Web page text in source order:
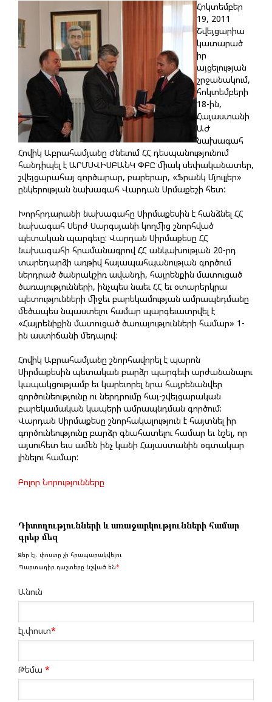
Հոկտեմբեր
19, 2011
Շվեյցարիա
կատարած
իր
այցելության
շրջանակում,
հոկտեմբերի
18-ին,
Հայաստանի
ԱԺ
նախագահ
Հովիկ Աբրահամյանը Ժնեւում ՀՀ դեսպանությունում
հանդիպել է ԱՐՄՍՎԻՍԲԱՆԿ ՓԲԸ միակ սեփականատեր,
շվեյցարահայ գործարար, բարերար, «Ֆրանկ Մյուլլեր»
ընկերության նախագահ Վարդան Սրմաքեշի հետ:
Խորհրդարանի նախագահը Սիրմաքեսին է հանձնել ՀՀ
նախագահ Սերժ Սարգսյանի կողմից շնորհված
պետական պարգեւը: Վարդան Սիրմաքեսը ՀՀ
նախագահի հրամանագրով ՀՀ անկախության 20-րդ
տարեդարձի առթիվ հայապահպանության գործում
ներդրած ծանրակշիռ ավանդի, հայրենքին մատուցած
ծառայությունների, ինչպես նաեւ ՀՀ եւ օտարերկրա
պետությունների միջեւ բարեկամության ամրապնդմանը
մեծապես նպաստելու համար պարգեւատրվել է
«Հայրենիքին մատուցած ծառայությունների համար» 1-
ին աստիճանի մեդալով:
Հովիկ Աբրահամյանը շնորհավորել է պարոն
Սիրմաքեսին պետական բարձր պարգեւի արժանանալու
կապակցությամբ եւ կարեւորել նրա հայրենանվեր
գործունեությունը ու ներդրումը հայ-շվեյցարական
բարեկամական կապերի ամրապնդման գործում:
Վարդան Սիրմաքեսը շնորհակալություն է հայտնել իր
գործունեությունը բարձր գնահատելու համար եւ նշել, որ
այսուհետ եւս ամեն ինչ կանի Հայաստանին օգտակար
լինելու համար:
Բոլոր Նորությունները
Դիտողությունների և առաջարկությունների համար
գրեք մեզ
Ձեր էլ. փոստը չի հրապարակվելու
Պարտադիր դաշտերը նշված են*
Անուն
էլ.փոստ*
Թեմա *